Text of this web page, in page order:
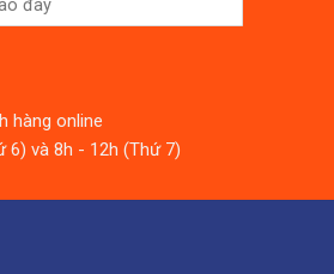
hàng online
6) và 8h - 12h (Thứ 7)